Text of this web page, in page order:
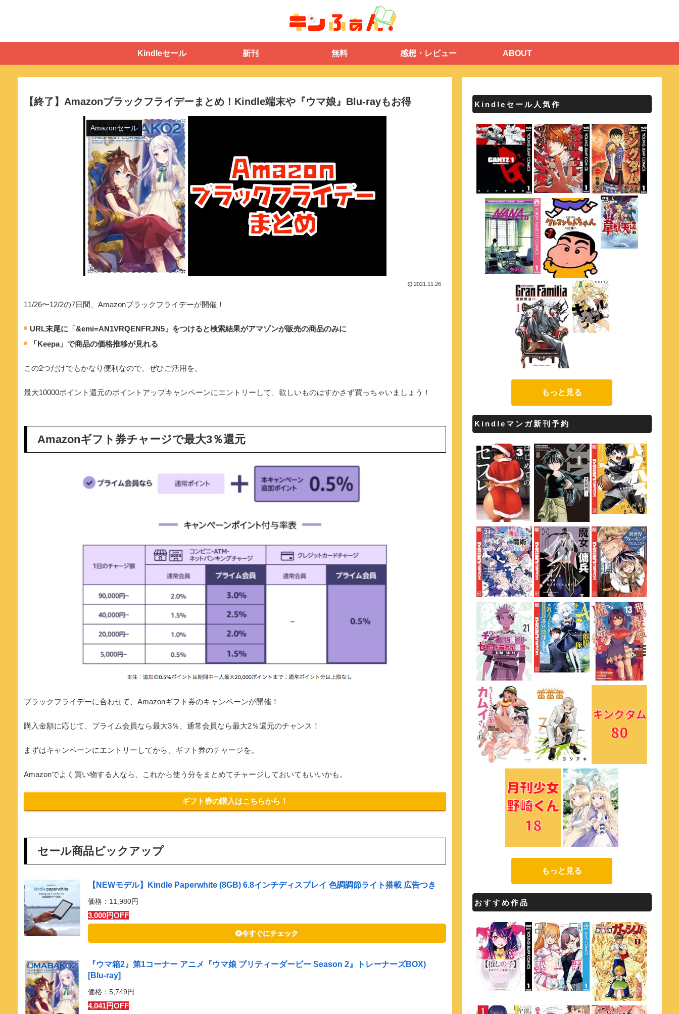
Kindleセール 新刊 無料 感想・レビュー ABOUT
【終了】Amazonブラックフライデーまとめ！Kindle端末や『ウマ娘』Blu-rayもお得
Amazonセール
2021.11.26
11/26〜12/2の7日間、Amazonブラックフライデーが開催！
URL末尾に「&emi=AN1VRQENFRJN5」をつけると検索結果がアマゾンが販売の商品のみに
「Keepa」で商品の価格推移が見れる
この2つだけでもかなり便利なので、ぜひご活用を。
最大10000ポイント還元のポイントアップキャンペーンにエントリーして、欲しいものはすかさず買っちゃいましょう！
Amazonギフト券チャージで最大3％還元
ブラックフライデーに合わせて、Amazonギフト券のキャンペーンが開催！
購入金額に応じて、プライム会員なら最大3％、通常会員なら最大2％還元のチャンス！
まずはキャンペーンにエントリーしてから、ギフト券のチャージを。
Amazonでよく買い物する人なら、これから使う分をまとめてチャージしておいてもいいかも。
ギフト券の購入はこちらから！
セール商品ピックアップ
【NEWモデル】Kindle Paperwhite (8GB) 6.8インチディスプレイ 色調調節ライト搭載 広告つき
価格：11,980円
3,000円OFF
今すぐにチェック
『ウマ箱2』第1コーナー アニメ『ウマ娘 プリティーダービー Season 2』トレーナーズBOX)
[Blu-ray]
価格：5,749円
4,041円OFF
Kindleセール人気作
もっと見る
Kindleマンガ新刊予約
もっと見る
おすすめ作品